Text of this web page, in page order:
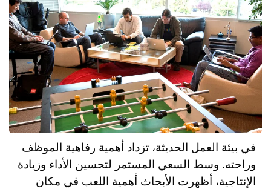
في بيئة العمل الحديثة، تزداد أهمية رفاهية الموظف
وراحته. وسط السعي المستمر لتحسين الأداء وزيادة
الإنتاجية، أظهرت الأبحاث أهمية اللعب في مكان